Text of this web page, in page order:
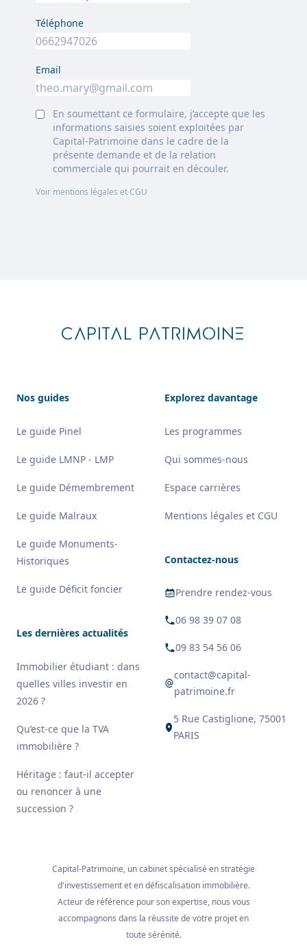
Téléphone
Email
En soumettant ce formulaire, j’accepte que les
informations saisies soient exploitées par
Capital-Patrimoine dans le cadre de la
présente demande et de la relation
commerciale qui pourrait en découler.
Voir mentions légales et CGU
CAPITAL PATRIMOINE
Nos guides
Le guide Pinel
Le guide LMNP - LMP
Le guide Démembrement
Le guide Malraux
Le guide Monuments-
Historiques
Le guide Déficit foncier
Les dernières actualités
Immobilier étudiant : dans
quelles villes investir en
2026 ?
Qu’est-ce que la TVA
immobilière ?
Héritage : faut-il accepter
ou renoncer à une
succession ?
Explorez davantage
Les programmes
Qui sommes-nous
Espace carrières
Mentions légales et CGU
Contactez-nous
Prendre rendez-vous
06 98 39 07 08
09 83 54 56 06
contact@capital-
patrimoine.fr
5 Rue Castiglione, 75001
PARIS
Capital-Patrimoine, un cabinet spécialisé en stratégie
d'investissement et en défiscalisation immobilière.
Acteur de référence pour son expertise, nous vous
accompagnons dans la réussite de votre projet en
toute sérénité.